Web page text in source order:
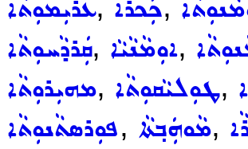
ܥܪܝܼܡܘܼܬܵܐ ܟܲܟܪܵܐ
ܩܲܪܕܵܚܘܼܬܵܐ, ܐܘܼܡܵܢܵܝܵܐ,
ܡܗܝܼܪܘܼܬܵܐ, ܛܘܼܠܝܵܩܘܼܬܵܐ,
ܦܘܼܪܣܬܵܢܘܼܬܵܐ, ܡܵܘܗܲܒ݂ܬܵܐ,